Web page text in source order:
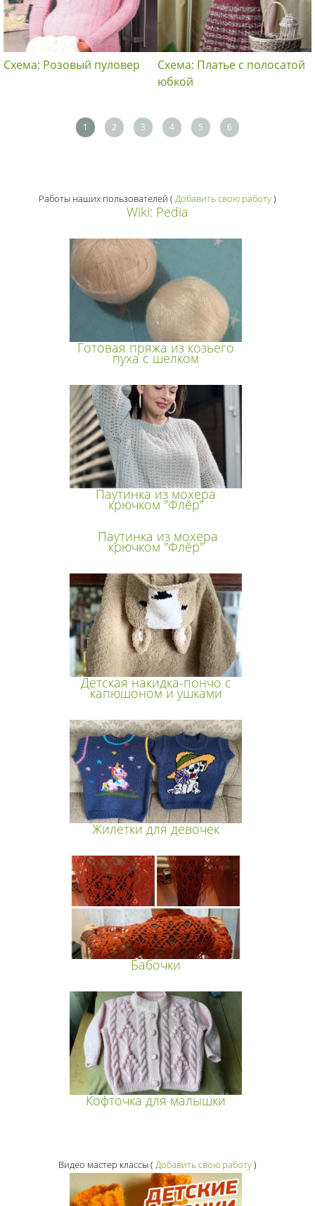
Схема: Розовый пуловер
Схема: Платье с полосатой
юбкой
1 2 3 4 5 6
Работы наших пользователей ( Добавить свою работу)
Wiki: Pedia
Готовая пряжа из козьего
пуха с шелком
Паутинка из мохера
крючком "Флёр"
Паутинка из мохера
крючком "Флёр"
Детская накидка-пончо с
капюшоном и ушками
Жилетки для девочек
Бабочки
Кофточка для малышки
Видео мастер классы( Добавить свою работу)